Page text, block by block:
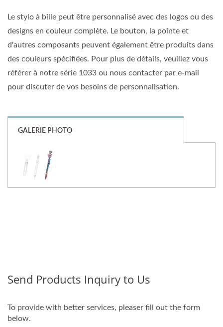
Le stylo à bille peut être personnalisé avec des logos ou des
designs en couleur complète. Le bouton, la pointe et
d'autres composants peuvent également être produits dans
des couleurs spécifiées. Pour plus de détails, veuillez vous
référer à notre série 1033 ou nous contacter par e-mail
pour discuter de vos besoins de personnalisation.
GALERIE PHOTO